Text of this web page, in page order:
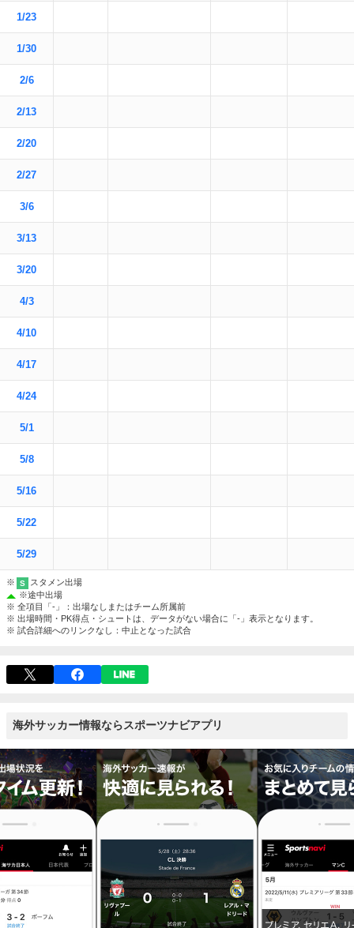
1/23
1/30
2/6
2/13
2/20
2/27
3/6
3/13
3/20
4/3
4/10
4/17
4/24
5/1
5/8
5/16
5/22
5/29
※ S
スタメン出場
※途中出場
※ 全項目「-」：出場なしまたはチーム所属前
※ 出場時間・PK得点・シュートは、データがない場合に「-」表示となります。
※ 試合詳細へのリンクなし：中止となった試合
海外サッカー情報ならスポーツナビアプリ